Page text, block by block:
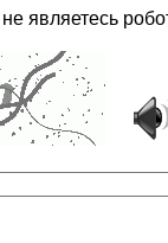
являетесь